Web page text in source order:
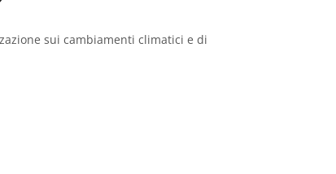
sui cambiamenti climatici e di